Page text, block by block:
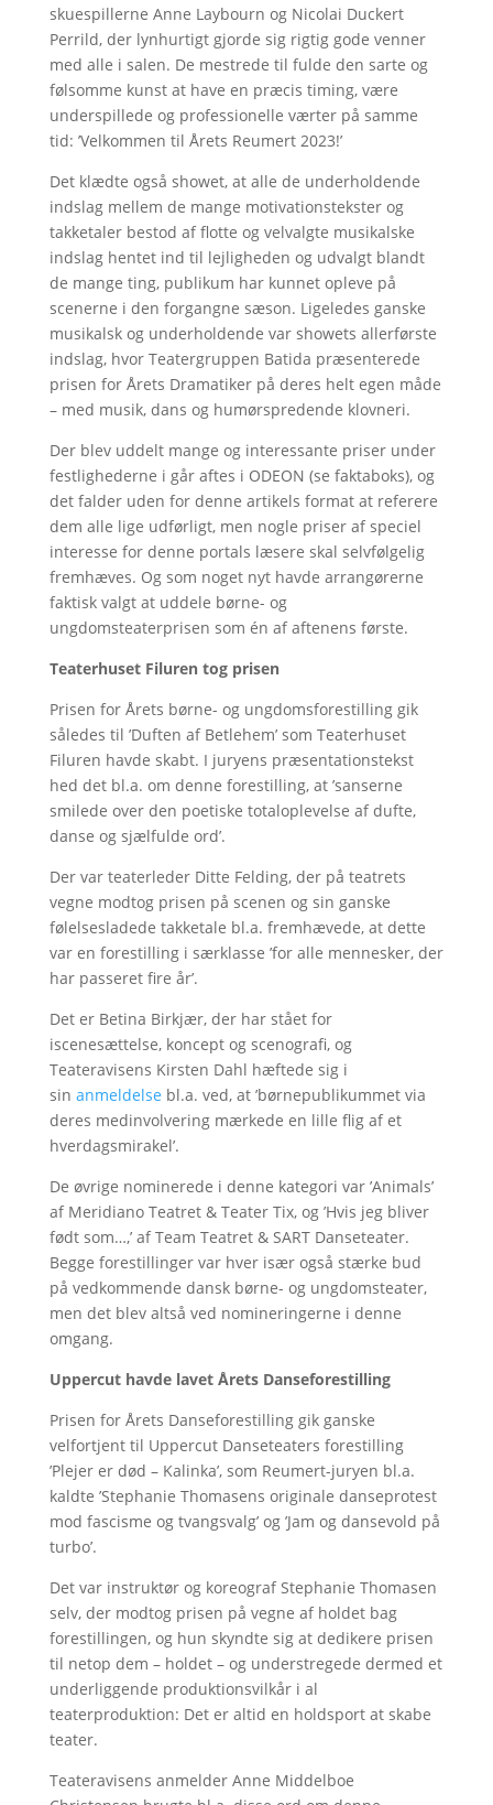
skuespillerne Anne Laybourn og Nicolai Duckert
Perrild, der lynhurtigt gjorde sig rigtig gode venner
med alle i salen. De mestrede til fulde den sarte og
følsomme kunst at have en præcis timing, være
underspillede og professionelle værter på samme
tid: ’Velkommen til Årets Reumert 2023!’
Det klædte også showet, at alle de underholdende
indslag mellem de mange motivationstekster og
takketaler bestod af flotte og velvalgte musikalske
indslag hentet ind til lejligheden og udvalgt blandt
de mange ting, publikum har kunnet opleve på
scenerne i den forgangne sæson. Ligeledes ganske
musikalsk og underholdende var showets allerførste
indslag, hvor Teatergruppen Batida præsenterede
prisen for Årets Dramatiker på deres helt egen måde
– med musik, dans og humørspredende klovneri.
Der blev uddelt mange og interessante priser under
festlighederne i går aftes i ODEON (se faktaboks), og
det falder uden for denne artikels format at referere
dem alle lige udførligt, men nogle priser af speciel
interesse for denne portals læsere skal selvfølgelig
fremhæves. Og som noget nyt havde arrangørerne
faktisk valgt at uddele børne- og
ungdomsteaterprisen som én af aftenens første.
Teaterhuset Filuren tog prisen
Prisen for Årets børne- og ungdomsforestilling gik
således til ’Duften af Betlehem’ som Teaterhuset
Filuren havde skabt. I juryens præsentationstekst
hed det bl.a. om denne forestilling, at ’sanserne
smilede over den poetiske totaloplevelse af dufte,
danse og sjælfulde ord’.
Der var teaterleder Ditte Felding, der på teatrets
vegne modtog prisen på scenen og sin ganske
følelsesladede takketale bl.a. fremhævede, at dette
var en forestilling i særklasse ’for alle mennesker, der
har passeret fire år’.
Det er Betina Birkjær, der har stået for
iscenesættelse, koncept og scenografi, og
Teateravisens Kirsten Dahl hæftede sig i
sin anmeldelse bl.a. ved, at ’børnepublikummet via
deres medinvolvering mærkede en lille flig af et
hverdagsmirakel’.
De øvrige nominerede i denne kategori var ’Animals’
af Meridiano Teatret & Teater Tix, og ’Hvis jeg bliver
født som…,’ af Team Teatret & SART Danseteater.
Begge forestillinger var hver især også stærke bud
på vedkommende dansk børne- og ungdomsteater,
men det blev altså ved nomineringerne i denne
omgang.
Uppercut havde lavet Årets Danseforestilling
Prisen for Årets Danseforestilling gik ganske
velfortjent til Uppercut Danseteaters forestilling
’Plejer er død – Kalinka’, som Reumert-juryen bl.a.
kaldte ’Stephanie Thomasens originale danseprotest
mod fascisme og tvangsvalg’ og ’Jam og dansevold på
turbo’.
Det var instruktør og koreograf Stephanie Thomasen
selv, der modtog prisen på vegne af holdet bag
forestillingen, og hun skyndte sig at dedikere prisen
til netop dem – holdet – og understregede dermed et
underliggende produktionsvilkår i al
teaterproduktion: Det er altid en holdsport at skabe
teater.
Teateravisens anmelder Anne Middelboe